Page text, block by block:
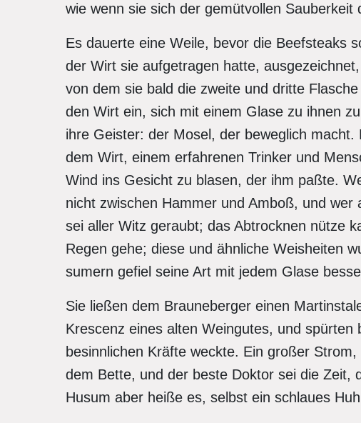
wie wenn sie sich der gemütvollen Sauberkeit
Es dauerte eine Weile, bevor die Beefsteaks
der Wirt sie aufgetragen hatte,
von dem sie bald die zweite und dritte
den Wirt ein, sich mit einem Glase zu ihnen
ihre Geister: der Mosel, der beweglich
dem Wirt, einem erfahrenen Trinker und
Wind ins Gesicht zu blasen, der ihm paßte.
nicht zwischen Hammer und Amboß, und
sei aller Witz geraubt; das Abtrocknen nütze
Regen gehe; diese und ähnliche Weisheiten
sumern gefiel seine Art mit jedem Glase
Sie ließen dem Brauneberger einen
Krescenz eines alten Weingutes, und spürten
besinnlichen Kräfte weckte. Ein großer
dem Bette, und der beste Doktor sei die Zeit,
Husum aber heiße es, selbst ein schlaues